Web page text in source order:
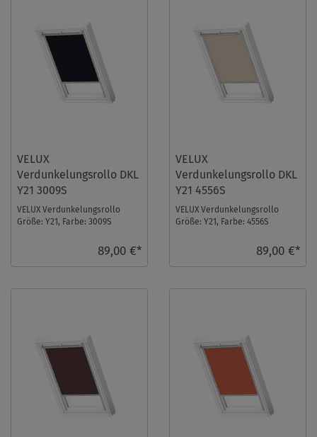
VELUX
Verdunkelungsrollo DKL
Y21 3009S
VELUX Verdunkelungsrollo
Größe: Y21, Farbe: 3009S
89,00 €*
VELUX
Verdunkelungsrollo DKL
Y21 4556S
VELUX Verdunkelungsrollo
Größe: Y21, Farbe: 4556S
89,00 €*